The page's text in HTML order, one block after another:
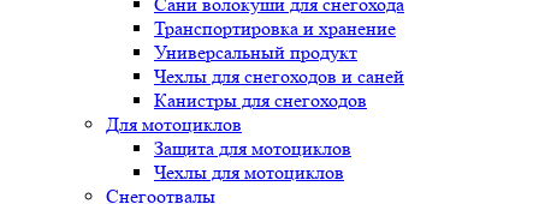
Транспортировка и хранение
Универсальный продукт
Чехлы для снегоходов и саней
Канистры для снегоходов
Для мотоциклов
Защита для мотоциклов
Чехлы для мотоциклов
Снегоотвалы